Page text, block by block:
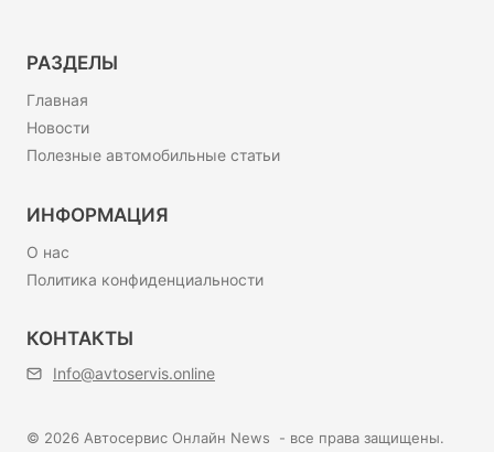
РАЗДЕЛЫ
Главная
Новости
Полезные автомобильные статьи
ИНФОРМАЦИЯ
О нас
Политика конфиденциальности
КОНТАКТЫ
Info@avtoservis.online
© 2026 Автосервис Онлайн News - все права защищены.